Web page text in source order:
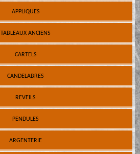
APPLIQUES
TABLEAUX ANCIENS
CARTELS
CANDELABRES
REVEILS
PENDULES
ARGENTERIE